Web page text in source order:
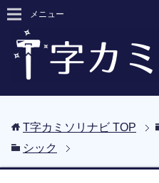
メニュー
T字カミソリナビ TOP
シック